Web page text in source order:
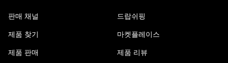
판매 채널
제품 찾기
제품 판매
드랍쉬핑
마켓플레이스
제품 리뷰